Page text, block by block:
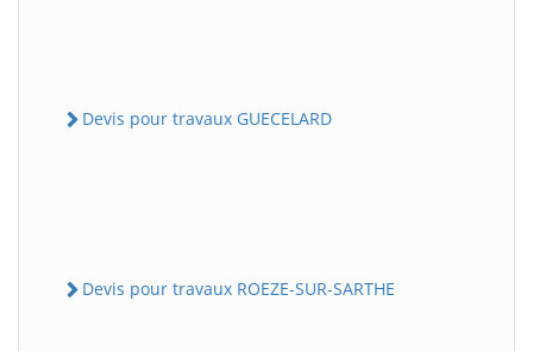
Devis pour travaux GUECELARD
Devis pour travaux ROEZE-SUR-SARTHE